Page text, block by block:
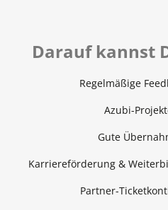
Darauf kannst
Regelmäßige
Azubi-
Gute
Karriereförderung &
Partner-